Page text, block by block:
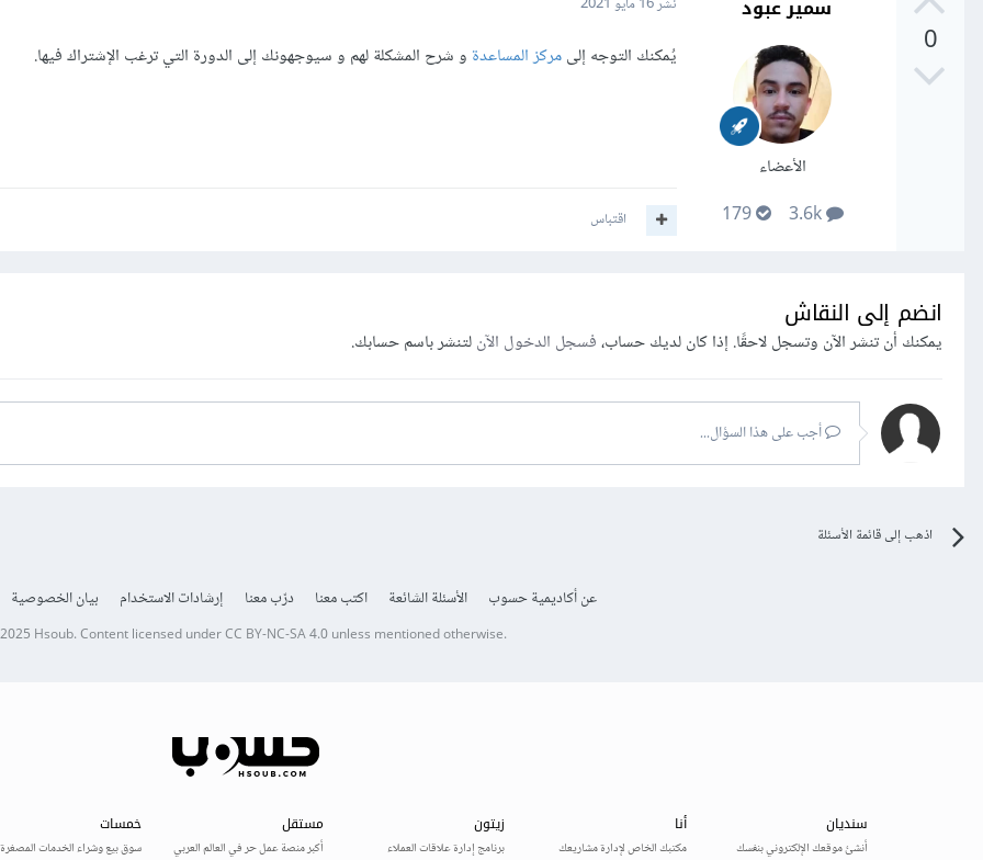
0
سمير عبود
الأعضاء
3.6k
179
يُمكنك التوجه إلىمركز المساعدة و شرح المشكلة لهم و سيوجهونك إلى الدورة التي ترغب الإشتراك فيها.
اقتباس
انضم إلى النقاش
يمكنك أن تنشر الآن وتسجل لاحقًا. إذا كان لديك حساب،فسجل الدخول الآنلتنشر باسم حسابك.
أجب على هذا السؤال...
اذهب إلى قائمة الأسئلة
عن أكاديمية حسوب الأسئلة الشائعة اكتب معنا درّب معنا إرشادات الاستخدام بيان الخصوصية
Hsoub.Content licensed underCC BY-NC-SA 4.0unless mentioned otherwise.